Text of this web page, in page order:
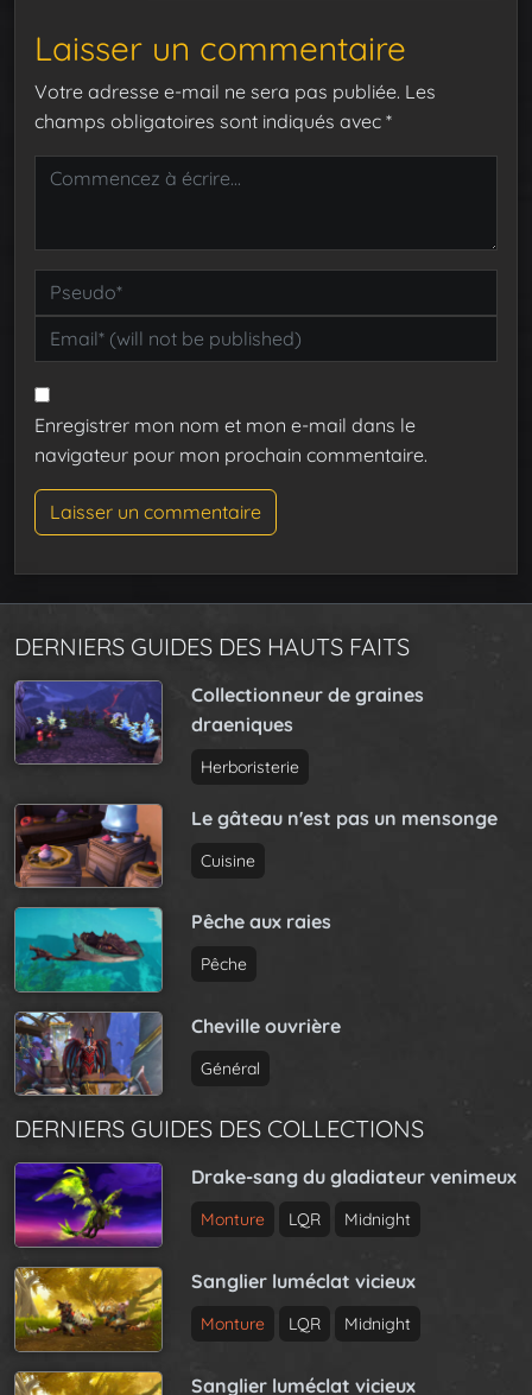
Laisser un commentaire
Votre adresse e-mail ne sera pas publiée. Les
champs obligatoires sont indiqués avec *
Enregistrer mon nom et mon e-mail dans le
navigateur pour mon prochain commentaire.
DERNIERS GUIDES DES HAUTS FAITS
Collectionneur de graines
draeniques
Herboristerie
Le gâteau n'est pas un mensonge
Cuisine
Pêche aux raies
Pêche
Cheville ouvrière
Général
DERNIERS GUIDES DES COLLECTIONS
Drake-sang du gladiateur venimeux
Monture LQR Midnight
Sanglier luméclat vicieux
Monture LQR Midnight
Sanglier luméclat vicieux